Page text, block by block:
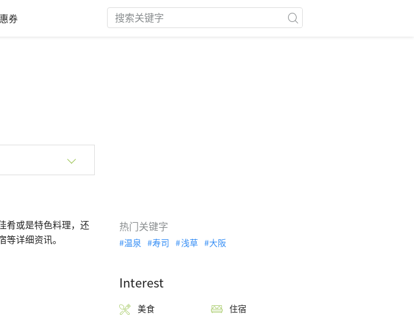
券
肴或是特色料理，还
详细资讯。
热门关键字
温泉 寿司 浅草 大阪
Interest
美食 住宿